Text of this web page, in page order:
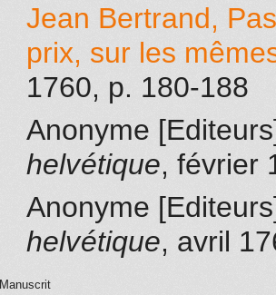
Jean Bertrand,
prix, sur les
1760, p. 180-188
Anonyme
helvétique, février
Anonyme
helvétique, avril
Manuscrit